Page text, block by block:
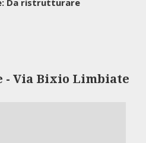
Da ristrutturare
- Via Bixio Limbiate